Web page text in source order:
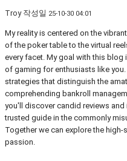
Troy 작성일 25-10-30 04:01
My reality is centered on the
of the poker table to the virtual
every facet. My goal with this
of gaming for enthusiasts like
strategies that distinguish the
comprehending bankroll
you'll discover candid reviews and
trusted guide in the commonly
Together we can explore the
passion.